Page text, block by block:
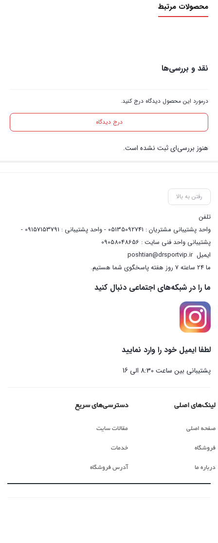
محصولات مرتبط
نقد و بررسی‌ها
درمورد این محصول دیدگاه درج کنید.
درج دیدگاه
هنوز بررسی‌ای ثبت نشده است.
رفتن به بالا
تلفن
واحد پشتیبانی مشتریان : 05135092741 - واحد پشتیبانی : 09157153791 -
پشتیبانی واحد فنی سایت : 09058048656
ایمیلposhtian@drsportvip.ir
ما 24 ساعته 7 روز هفته پاسخگوی شما هستیم.
ما را در شبکه‌های اجتماعی دنبال کنید
لطفا ایمیل خود را وارد نمایید
پشتیبانی بین ساعت 8:30 الی 16
لینک‌های اصلی
صفحه اصلی
فروشگاه
درباره ما
دسترسی‌های سریع
مقالات سایت
خدمات
آدرس فروشگاه